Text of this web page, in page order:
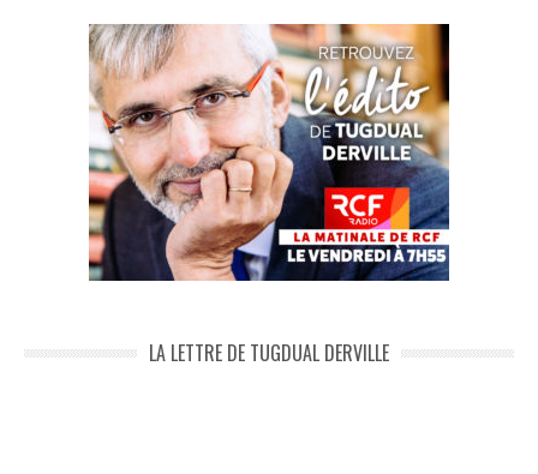
LA LETTRE DE TUGDUAL DERVILLE